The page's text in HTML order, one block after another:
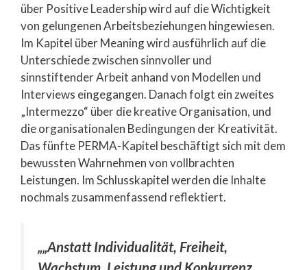
über Positive Leadership wird auf die Wichtigkeit
von gelungenen Arbeitsbeziehungen hingewiesen.
Im Kapitel über Meaning wird ausführlich auf die
Unterschiede zwischen sinnvoller und
sinnstiftender Arbeit anhand von Modellen und
Interviews eingegangen. Danach folgt ein zweites
„Intermezzo“ über die kreative Organisation, und
die organisationalen Bedingungen der Kreativität.
Das fünfte PERMA-Kapitel beschäftigt sich mit dem
bewussten Wahrnehmen von vollbrachten
Leistungen. Im Schlusskapitel werden die Inhalte
nochmals zusammenfassend reflektiert.
„„Anstatt Individualität, Freiheit,